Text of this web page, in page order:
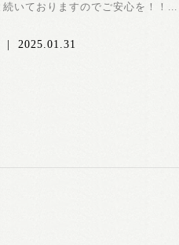
続いておりますのでご安心を！！...
| 2025.01.31